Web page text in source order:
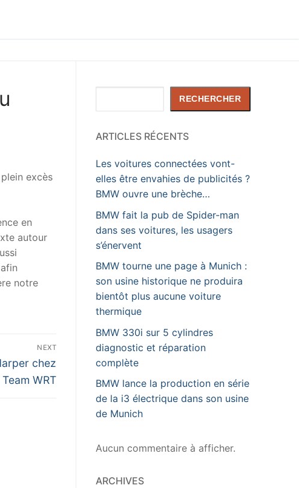
excès
en
autour
notre
NEXT
chez
WRT
RECHERCHER
ARTICLES RÉCENTS
Les voitures connectées vont-
elles être envahies de publicités ?
BMW ouvre une brèche…
BMW fait la pub de Spider-man
dans ses voitures, les usagers
s’énervent
BMW tourne une page à Munich :
son usine historique ne produira
bientôt plus aucune voiture
thermique
BMW 330i sur 5 cylindres
diagnostic et réparation
complète
BMW lance la production en série
de la i3 électrique dans son usine
de Munich
Aucun commentaire à afficher.
ARCHIVES